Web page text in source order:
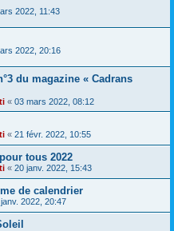
2022, 11:43
2022, 20:16
du magazine « Cadrans
« 03 mars 2022, 08:12
« 21 févr. 2022, 10:55
tous 2022
« 20 janv. 2022, 15:43
de calendrier
2022, 20:47